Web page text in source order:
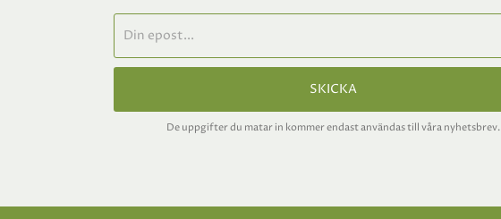
SKICKA
De uppgifter du matar in kommer endast användas till våra nyhetsbrev.